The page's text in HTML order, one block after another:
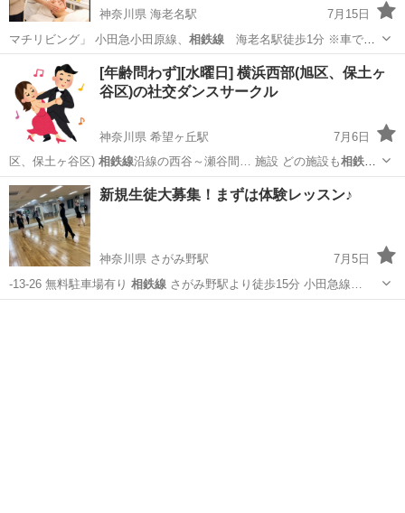
神奈川県 海老名駅
7月15日
マチリビング」 小田急小田原線、 相鉄線海老名駅徒歩1分 ※車でお
越し…
海老名市 海老名駅 スキンケア 男性
[年齢問わず][水曜日] 横浜西部(旭区、保土ヶ
谷区)の社交ダンスサークル
神奈川県 希望ヶ丘駅
7月6日
区、保土ヶ谷区) 相鉄線沿線の西谷～瀬谷間… 施設 どの施設も相鉄線
沿線の西谷～瀬谷間…
神奈川 横浜市 希望ヶ丘駅 社交ダンス サークル
新規生徒大募集！まずは体験レッスン♪
神奈川県 さがみ野駅
7月5日
-13-26 無料駐車場有り 相鉄線さがみ野駅より徒歩15分 小田急線…